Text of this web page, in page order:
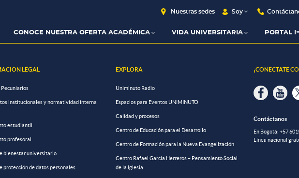
Nuestras sedes Soy
CONOCE NUESTRA OFERTA ACADÉMICA VIDA UNIVERSITARIA PORTAL
LEGAL
Pecuniarios
institucionales y normatividad interna
estudiantil
profesoral
bienestar universitario
protección de datos personales
EXPLORA
Uniminuto Radio
Espacios para Eventos UNIMINUTO
Calidad y procesos
Centro de Educación para el Desarrollo
Centro de Formación para la Nueva Evangelización
Centro Rafael García Herreros – Pensamiento Social
de la Iglesia
¡CONÉCTATE
Contáctanos
En Bogotá: +57
Línea nacional